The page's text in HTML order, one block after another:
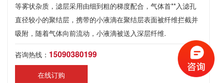
等雾状杂质，滤层采用由细到粗的梯度配合，气体首**入滤孔
直径较小的聚结层，携带的小液滴在聚结层表面被纤维拦截并
吸附，随着气体向前流动，小液滴被送入深层纤维.
咨询热线： 15090380199
在线订购